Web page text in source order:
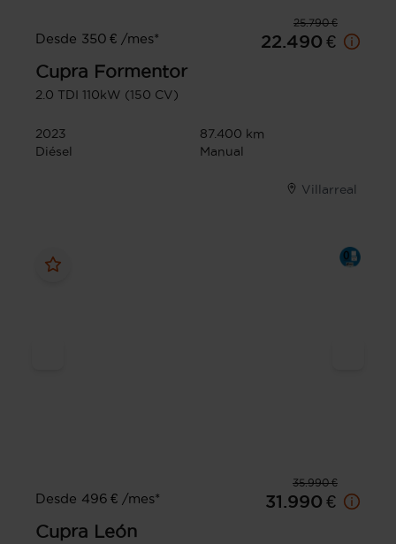
25.790 €
Desde 350 € /mes*
22.490 €
Cupra Formentor
2.0 TDI 110kW (150 CV)
2023
87.400 km
Diésel
Manual
Villarreal
35.990 €
Desde 496 € /mes*
31.990 €
Cupra León